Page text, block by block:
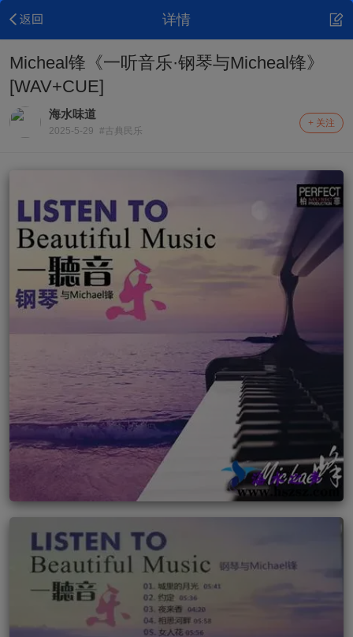
详情
Micheal锋《一听音乐·钢琴与Micheal锋》
[WAV+CUE]
海水味道
2025-5-29 #古典民乐
+ 关注